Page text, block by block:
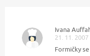
Ivana
21. 11. 2007
Formičky